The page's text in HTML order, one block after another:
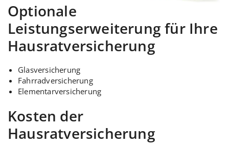
Optionale
Leistungserweiterung für Ihre
Hausratversicherung
Glasversicherung
Fahrradversicherung
Elementarversicherung
Kosten der
Hausratversicherung